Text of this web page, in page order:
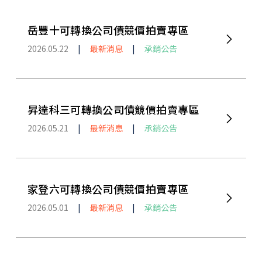
岳豐十可轉換公司債競價拍賣專區
2026.05.22 | 最新消息 | 承銷公告
昇達科三可轉換公司債競價拍賣專區
2026.05.21 | 最新消息 | 承銷公告
家登六可轉換公司債競價拍賣專區
2026.05.01 | 最新消息 | 承銷公告